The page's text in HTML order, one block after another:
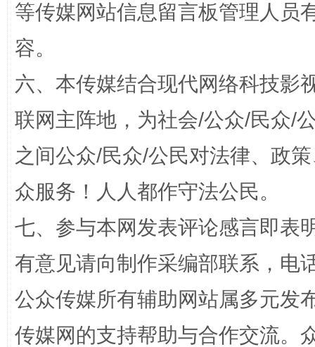
一颗心始终滚烫 还
完善运行机制助力责任有效落实
等传媒网站信息留言板管理人员
容。
六、本传媒结合现代网络科技影
联网主阵地，为社会/公众/民众/
之间公众/民众/公民对法律、政
众服务！人人都作守法公民。
七、参与本网发表评论感言即表
有意见请向制作采编部联系，电
公众传媒所有辅助网站属多元发
传媒网的支持帮助与合作交流。